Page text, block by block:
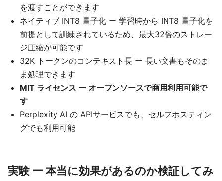
を渡すことができます
ネイティブ INT8 量子化 ー 学習時から INT8 量子化を
前提として訓練されているため、最大32倍のストレー
ジ圧縮が可能です
32K トークンのコンテキスト長 ー 長い文書もそのま
ま処理できます
MIT ライセンス ー オープンソースで商用利用可能で
す
Perplexity AI の APIサービスでも、セルフホスティン
グでも利用可能
実験 ー 本当に効果があるのか検証してみ